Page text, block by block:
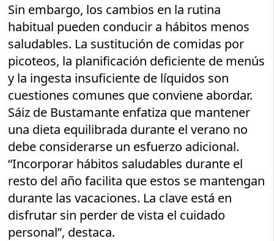
Sin embargo, los cambios en la rutina
habitual pueden conducir a hábitos menos
saludables. La sustitución de comidas por
picoteos, la planificación deficiente de menús
y la ingesta insuficiente de líquidos son
cuestiones comunes que conviene abordar.
Sáiz de Bustamante enfatiza que mantener
una dieta equilibrada durante el verano no
debe considerarse un esfuerzo adicional.
“Incorporar hábitos saludables durante el
resto del año facilita que estos se mantengan
durante las vacaciones. La clave está en
disfrutar sin perder de vista el cuidado
personal”, destaca.